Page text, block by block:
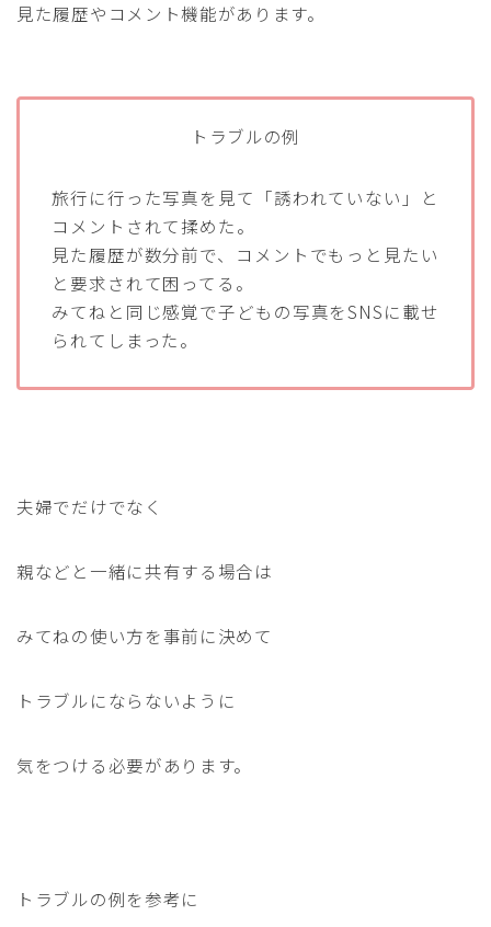
見た履歴やコメント機能があります。
トラブルの例
旅行に行った写真を見て「誘われていない」と
コメントされて揉めた。
見た履歴が数分前で、コメントでもっと見たい
と要求されて困ってる。
みてねと同じ感覚で子どもの写真をSNSに載せ
られてしまった。
夫婦でだけでなく
親などと一緒に共有する場合は
みてねの使い方を事前に決めて
トラブルにならないように
気をつける必要があります。
トラブルの例を参考に